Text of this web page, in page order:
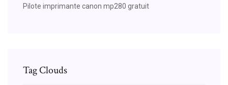
Pilote imprimante canon mp280 gratuit
Tag Clouds